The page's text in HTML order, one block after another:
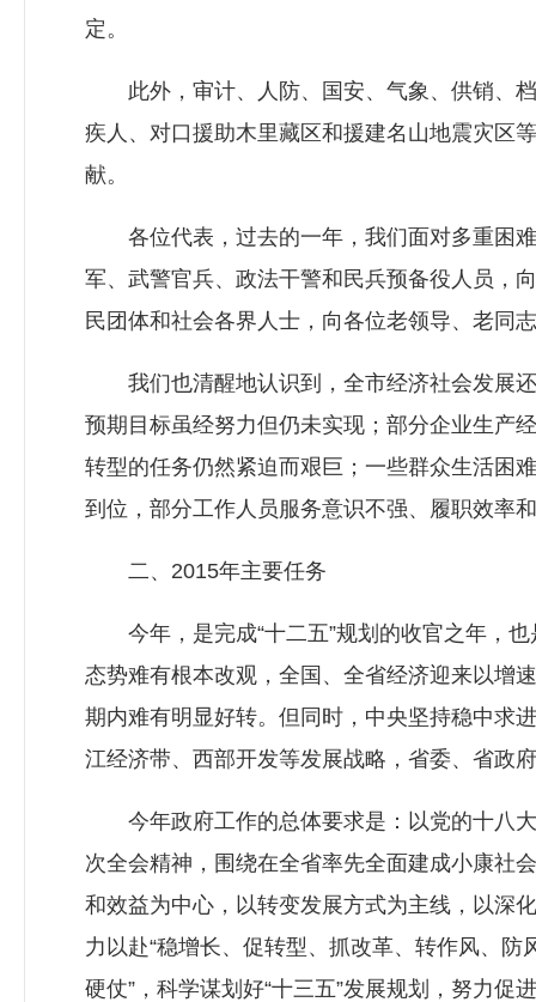
定。
此外，审计、人防、国安、气象、供销、档
疾人、对口援助木里藏区和援建名山地震灾区
献。
各位代表，过去的一年，我们面对多重困难
军、武警官兵、政法干警和民兵预备役人员，
民团体和社会各界人士，向各位老领导、老同
我们也清醒地认识到，全市经济社会发展还
预期目标虽经努力但仍未实现；部分企业生产
转型的任务仍然紧迫而艰巨；一些群众生活困
到位，部分工作人员服务意识不强、履职效率
二、2015年主要任务
今年，是完成“十二五”规划的收官之年，也
态势难有根本改观，全国、全省经济迎来以增
期内难有明显好转。但同时，中央坚持稳中求
江经济带、西部开发等发展战略，省委、省政
今年政府工作的总体要求是：以党的十八大
次全会精神，围绕在全省率先全面建成小康社
和效益为中心，以转变发展方式为主线，以深
力以赴“稳增长、促转型、抓改革、转作风、防
硬仗”，科学谋划好“十三五”发展规划，努力